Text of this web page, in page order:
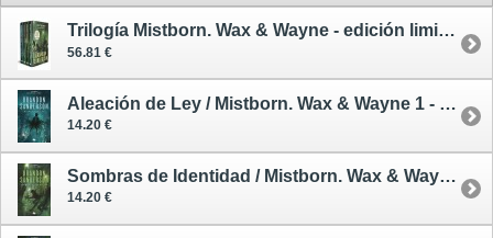
Trilogía Mistborn. Wax & Wayne - edición limitada
56.81 €
Aleación de Ley / Mistborn. Wax & Wayne 1 - tapa blanda
14.20 €
Sombras de Identidad / Mistborn. Wax & Wayne 2 - tapa blanda
14.20 €